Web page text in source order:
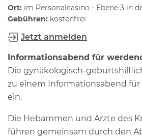
Ort: im Personalcasino - Ebene 3 in
Gebühren: kostenfrei
Jetzt anmelden
Informationsabend für
Die gynäkologisch-
zu einem Informationsabend
ein.
Die Hebammen und Ärzte des
führen gemeinsam durch den